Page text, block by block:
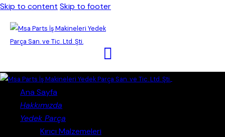
Skip to content Skip to footer
Ana Sayfa
Hakkımızda
Yedek Parça
Kırıcı Malzemeleri